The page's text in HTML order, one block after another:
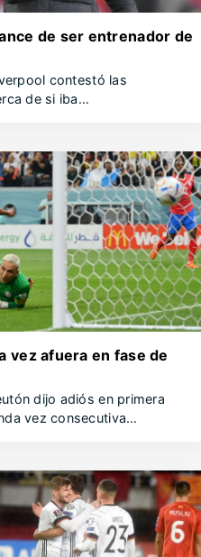
de ser entrenador de
contestó las
de si iba…
vez afuera en fase de
dijo adiós en primera
vez consecutiva…